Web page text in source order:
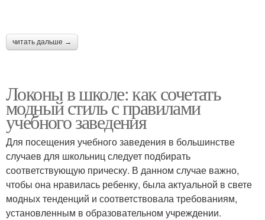
Прическа с хвостом Низкие хвосты
Хвост для каскада Хвост со жгутиками
читать дальше →
Локоны в школе: как сочетать
модный стиль с правилами
учебного заведения
Для посещения учебного заведения в большинстве
случаев для школьниц следует подбирать
соответствующую прическу. В данном случае важно,
чтобы она нравилась ребенку, была актуальной в свете
модных тенденций и соответствовала требованиям,
установленным в образовательном учреждении.